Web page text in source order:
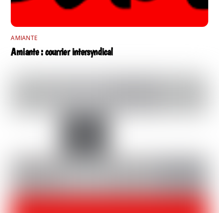
AMIANTE
Amiante : courrier intersyndical